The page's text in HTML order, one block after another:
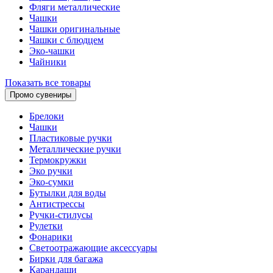
Фляги металлические
Чашки
Чашки оригинальные
Чашки с блюдцем
Эко-чашки
Чайники
Показать все товары
Промо сувениры
Брелоки
Чашки
Пластиковые ручки
Металлические ручки
Термокружки
Эко ручки
Эко-сумки
Бутылки для воды
Антистрессы
Ручки-стилусы
Рулетки
Фонарики
Светоотражающие аксессуары
Бирки для багажа
Карандаши